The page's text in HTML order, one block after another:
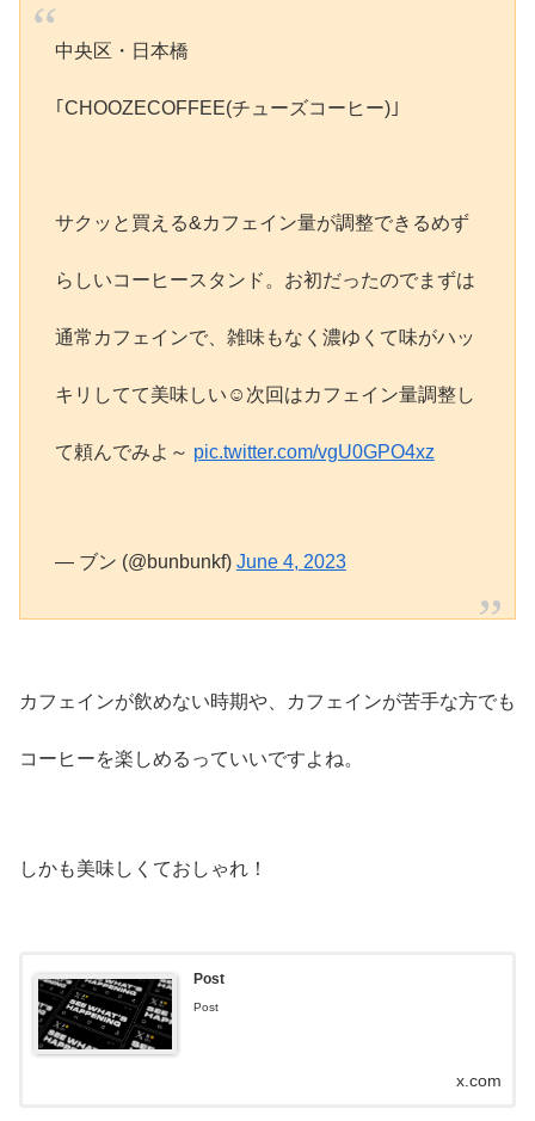
中央区・日本橋
｢CHOOZECOFFEE(チューズコーヒー)｣
サクッと買える&カフェイン量が調整できるめず
らしいコーヒースタンド。お初だったのでまずは
通常カフェインで、雑味もなく濃ゆくて味がハッ
キリしてて美味しい☺次回はカフェイン量調整し
て頼んでみよ～ pic.twitter.com/vgU0GPO4xz
— ブン (@bunbunkf) June 4, 2023
カフェインが飲めない時期や、カフェインが苦手な方でも
コーヒーを楽しめるっていいですよね。
しかも美味しくておしゃれ！
Post
Post
x.com